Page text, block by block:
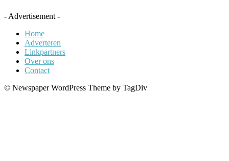
- Advertisement -
Home
Adverteren
Linkpartners
Over ons
Contact
© Newspaper WordPress Theme by TagDiv